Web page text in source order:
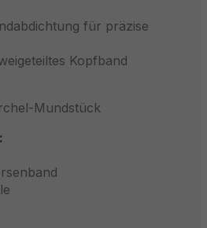
für präzise
Kopfband
Mundstück